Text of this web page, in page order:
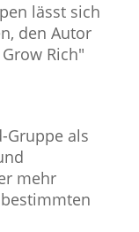
lässt sich
den Autor
Rich"
Gruppe als
mehr